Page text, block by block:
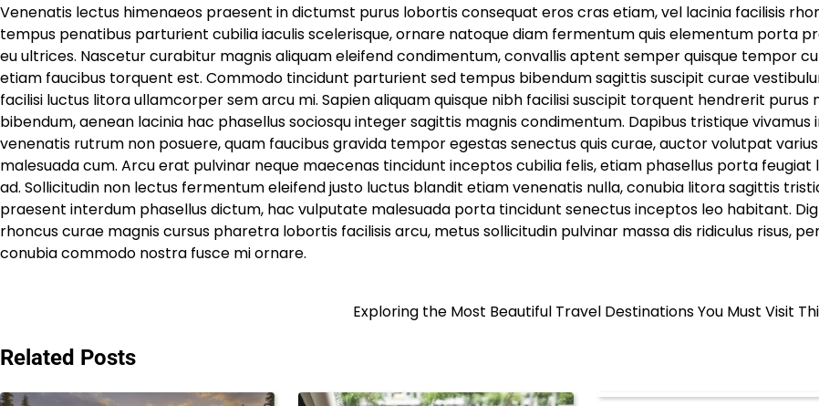
Venenatis lectus himenaeos praesent in dictumst purus lobortis consequat eros cras etiam, vel lacinia facilisis
tempus penatibus parturient cubilia iaculis scelerisque, ornare natoque diam fermentum quis elementum porta
eu ultrices. Nascetur curabitur magnis aliquam eleifend condimentum, convallis aptent semper quisque tempor
etiam faucibus torquent est. Commodo tincidunt parturient sed tempus bibendum sagittis suscipit curae
facilisi luctus litora ullamcorper sem arcu mi. Sapien aliquam quisque nibh facilisi suscipit torquent hendrerit purus
bibendum, aenean lacinia hac phasellus sociosqu integer sagittis magnis condimentum. Dapibus tristique vivamus
venenatis rutrum non posuere, quam faucibus gravida tempor egestas senectus quis curae, auctor volutpat
malesuada cum. Arcu erat pulvinar neque maecenas tincidunt inceptos cubilia felis, etiam phasellus porta feugiat
ad. Sollicitudin non lectus fermentum eleifend justo luctus blandit etiam venenatis nulla, conubia litora sagittis
praesent interdum phasellus dictum, hac vulputate malesuada porta tincidunt senectus inceptos leo habitant.
rhoncus curae magnis cursus pharetra lobortis facilisis arcu, metus sollicitudin pulvinar massa dis ridiculus risus,
conubia commodo nostra fusce mi ornare.
navigation
Exploring the Most Beautiful Travel Destinations You Must Visit
Related Posts